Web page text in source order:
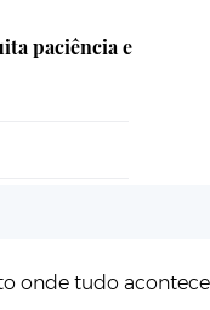
paciência e
onde tudo acontece